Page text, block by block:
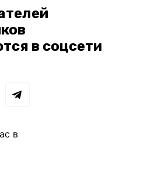
в соцсети
в